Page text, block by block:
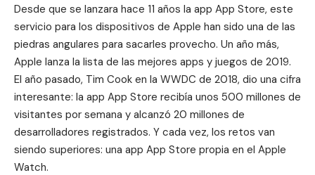
Desde que se lanzara hace 11 años la app App Store, este
servicio para los dispositivos de Apple han sido una de las
piedras angulares para sacarles provecho. Un año más,
Apple lanza la lista de las mejores apps y juegos de 2019.
El año pasado, Tim Cook en la WWDC de 2018, dio una cifra
interesante: la app App Store recibía unos 500 millones de
visitantes por semana y alcanzó 20 millones de
desarrolladores registrados. Y cada vez, los retos van
siendo superiores: una app App Store propia en el Apple
Watch.